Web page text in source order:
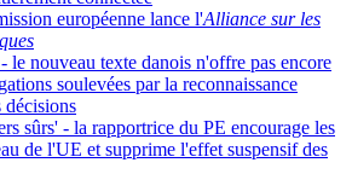
européenne lance l'Alliance sur les
le nouveau texte danois n'offre pas encore
soulevées par la reconnaissance
décisions
sûrs' - la rapportrice du PE encourage les
de l'UE et supprime l'effet suspensif des